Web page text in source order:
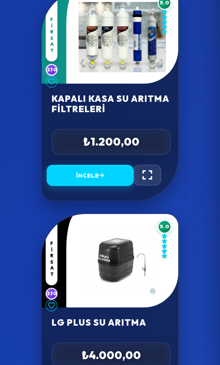
FIRSAT
230
5.0
KAPALI KASA SU ARITMA
FILTRELERI
₺1.200,00
İNCELE
FIRSAT
230
5.0
LG PLUS SU ARITMA
₺4.000,00